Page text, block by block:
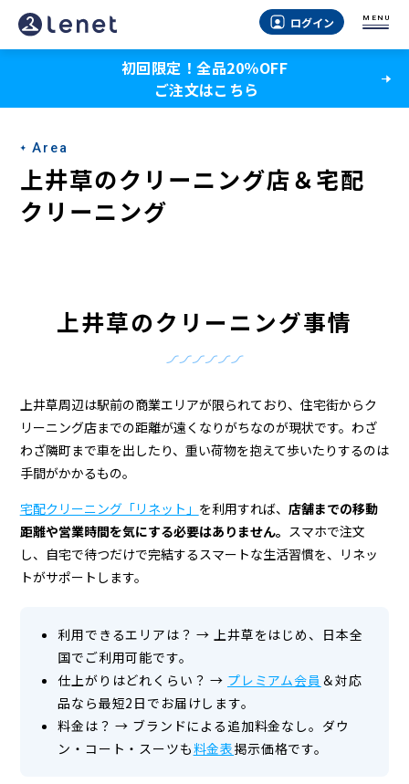
上
井
の
ク
リ
ー
宅
配
ク
リ
ー
ニ
ログイン MENU
初回限定！全品20％OFF
ご注文はこちら
Area
上井草のクリーニング店＆宅配
クリーニング
上井草のクリーニング事情
上井草周辺は駅前の商業エリアが限られており、住宅街からク
リーニング店までの距離が遠くなりがちなのが現状です。わざ
わざ隣町まで車を出したり、重い荷物を抱えて歩いたりするのは
手間がかかるもの。
宅配クリーニング「リネット」 を利用すれば、 店舗までの移動
距離や営業時間を気にする必要はありません。 スマホで注文
し、自宅で待つだけで完結するスマートな生活習慣を、リネッ
トがサポートします。
利用できるエリアは？ →上井草をはじめ、日本全
国でご利用可能です。
仕上がりはどれくらい？ → プレミアム会員 ＆対応
品なら最短2日でお届けします。
料金は？ → ブランドによる追加料金なし。ダウ
ン・コート・スーツも料金表掲示価格です。